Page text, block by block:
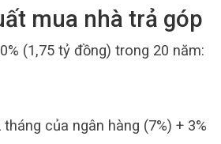
mua nhà trả góp
(1,75 tỷ đồng) trong 20 năm:
của ngân hàng (7%) + 3%